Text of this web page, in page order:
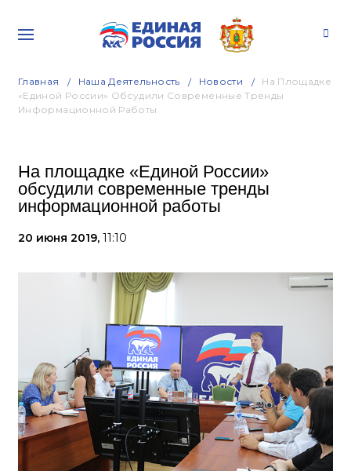
Главная Наша Деятельность Новости
На Площадке
«Единой России» Обсудили Современные Тренды
Информационной Работы
На площадке «Единой России»
обсудили современные тренды
информационной работы
20 июня 2019, 11:10